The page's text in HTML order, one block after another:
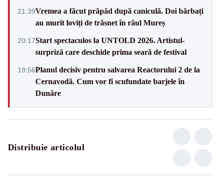
21:39Vremea a făcut prăpăd după caniculă. Doi bărbați
au murit loviți de trăsnet în râul Mureș
20:17Start spectaculos la UNTOLD 2026. Artistul-
surpriză care deschide prima seară de festival
19:56Planul decisiv pentru salvarea Reactorului 2 de la
Cernavodă. Cum vor fi scufundate barjele în
Dunăre
Distribuie articolul